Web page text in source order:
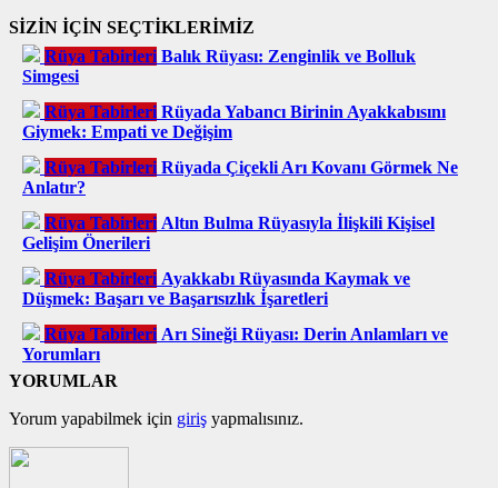
SİZİN İÇİN SEÇTİKLERİMİZ
Rüya Tabirleri Balık Rüyası: Zenginlik ve Bolluk
Simgesi
Rüya Tabirleri Rüyada Yabancı Birinin Ayakkabısını
Giymek: Empati ve Değişim
Rüya Tabirleri Rüyada Çiçekli Arı Kovanı Görmek Ne
Anlatır?
Rüya Tabirleri Altın Bulma Rüyasıyla İlişkili Kişisel
Gelişim Önerileri
Rüya Tabirleri Ayakkabı Rüyasında Kaymak ve
Düşmek: Başarı ve Başarısızlık İşaretleri
Rüya Tabirleri Arı Sineği Rüyası: Derin Anlamları ve
Yorumları
YORUMLAR
Yorum yapabilmek için giriş yapmalısınız.